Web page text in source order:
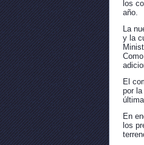
los
año.
La
y la
El
por
En
los